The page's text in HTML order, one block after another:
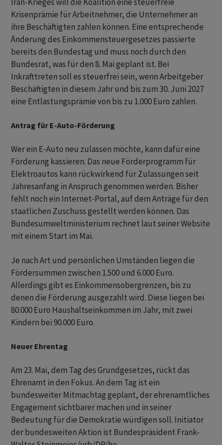
Krisenprämie für Arbeitnehmer, die Unternehmer an
ihre Beschäftigten zahlen können. Eine entsprechende
Änderung des Einkommensteuergesetzes passierte
bereits den Bundestag und muss noch durch den
Bundesrat, was für den 8. Mai geplant ist. Bei
Inkrafttreten soll es steuerfrei sein, wenn Arbeitgeber
Beschäftigten in diesem Jahr und bis zum 30. Juni 2027
eine Entlastungsprämie von bis zu 1.000 Euro zahlen.
Antrag für E-Auto-Förderung
Wer ein E-Auto neu zulassen möchte, kann dafür eine
Förderung kassieren. Das neue Förderprogramm für
Elektroautos kann rückwirkend für Zulassungen seit
Jahresanfang in Anspruch genommen werden. Bisher
fehlt noch ein Internet-Portal, auf dem Anträge für den
staatlichen Zuschuss gestellt werden können. Das
Bundesumweltministerium rechnet laut seiner Website
mit einem Start im Mai.
Je nach Art und persönlichen Umständen liegen die
Fördersummen zwischen 1.500 und 6.000 Euro.
Allerdings gibt es Einkommensobergrenzen, bis zu
denen die Förderung ausgezahlt wird. Diese liegen bei
80.000 Euro Haushaltseinkommen im Jahr, mit zwei
Kindern bei 90.000 Euro.
Neuer Ehrentag
Am 23. Mai, dem Tag des Grundgesetzes, rückt das
Ehrenamt in den Fokus. An dem Tag ist ein
bundesweiter Mitmachtag geplant, der ehrenamtliches
Engagement sichtbarer machen und in seiner
Bedeutung für die Demokratie würdigen soll. Initiator
der bundesweiten Aktion ist Bundespräsident Frank-